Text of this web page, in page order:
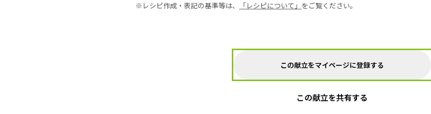
※レシピ作成・表記の基準等は、
「レシピについて」 をご覧ください。
この献立をマイページに登録する
この献立を共有する